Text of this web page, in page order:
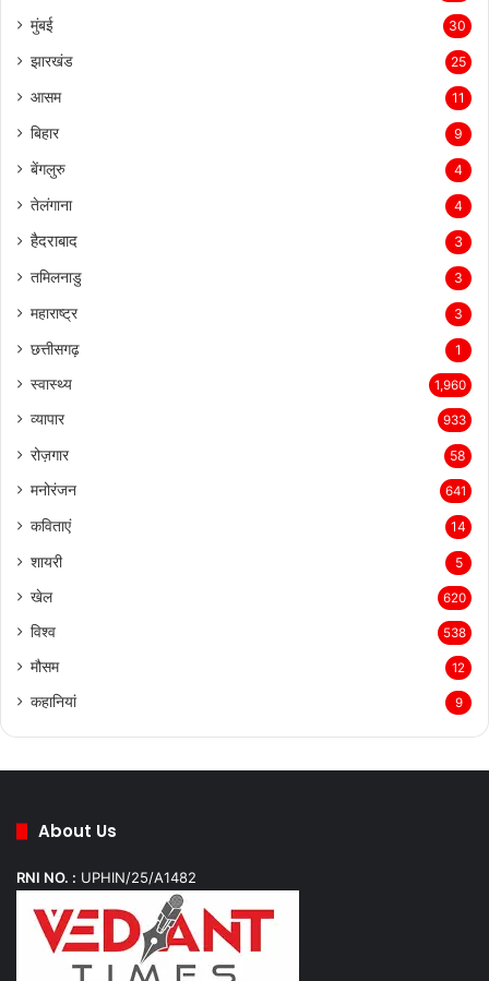
मुंबई 30
झारखंड 25
आसम 11
बिहार 9
बेंगलुरु 4
तेलंगाना 4
हैदराबाद 3
तमिलनाडु 3
महाराष्ट्र 3
छत्तीसगढ़ 1
स्वास्थ्य 1,960
व्यापार 933
रोज़गार 58
मनोरंजन 641
कविताएं 14
शायरी 5
खेल 620
विश्व 538
मौसम 12
कहानियां 9
About Us
RNI NO. : UPHIN/25/A1482